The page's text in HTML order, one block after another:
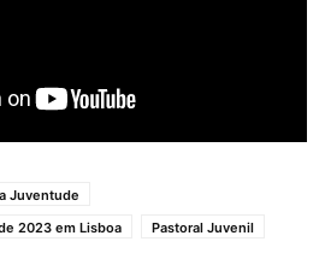
Juventude
2023 em Lisboa
Pastoral Juvenil